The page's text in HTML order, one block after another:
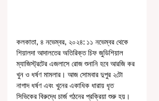
কলকাতা, ৪ নভেম্বর, ২০২৪: ১১ নভেম্বর থেকে
শিয়ালদা আদালতের অতিরিক্ত চিফ জুডিশিয়াল
ম্যাজিস্ট্রটের এজলাসে রোজ শুনানি হবে আরজি কর
খুন ও ধর্ষণ মামলার। আজ সোমবার দুপুর ২টো
নাগাদ ধর্ষণ এবং খুনের একাধিক ধারায় ধৃত
সিভিকের বিরুদ্ধে চার্জ গঠনের প্রক্রিয়া শুরু হয়।